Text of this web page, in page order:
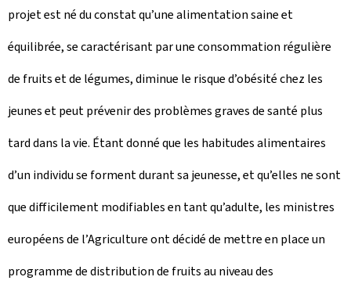
projet est né du constat qu’une alimentation saine et
équilibrée, se caractérisant par une consommation régulière
de fruits et de légumes, diminue le risque d’obésité chez les
jeunes et peut prévenir des problèmes graves de santé plus
tard dans la vie. Étant donné que les habitudes alimentaires
d’un individu se forment durant sa jeunesse, et qu’elles ne sont
que difficilement modifiables en tant qu’adulte, les ministres
européens de l’Agriculture ont décidé de mettre en place un
programme de distribution de fruits au niveau des